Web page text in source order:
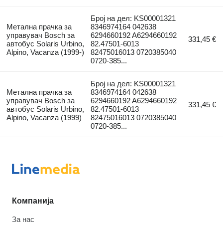
Метална прачка за
управувач Bosch за
автобус Solaris Urbino,
Alpino, Vacanza (1999-)
Број на дел: KS00001321
8346974164 042638
6294660192 A6294660192
82.47501-6013
82475016013 0720385040
0720-385...
331,45 €
Метална прачка за
управувач Bosch за
автобус Solaris Urbino,
Alpino, Vacanza (1999)
Број на дел: KS00001321
8346974164 042638
6294660192 A6294660192
82.47501-6013
82475016013 0720385040
0720-385...
331,45 €
Компанија
За нас